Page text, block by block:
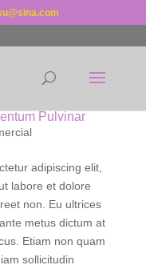
Pulvinar
adipiscing elit,
labore et dolore
non. Eu ultrices
metus dictum at